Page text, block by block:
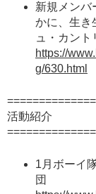
新規メン
かに、生き
ュ・カン
https://
g/630.html
活動紹介
1月ボーイ
団